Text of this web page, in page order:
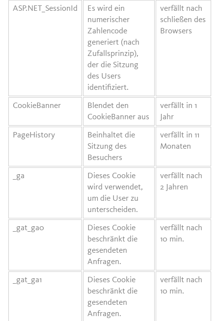
ASP.NET_SessionId
Es wird ein
numerischer
Zahlencode
generiert (nach
Zufallsprinzip),
der die Sitzung
des Users
identifiziert.
verfällt nach
schließen des
Browsers
CookieBanner
Blendet den
CookieBanner aus
verfällt in 1
Jahr
PageHistory
Beinhaltet die
Sitzung des
Besuchers
verfällt in 11
Monaten
_ga
Dieses Cookie
wird verwendet,
um die User zu
unterscheiden.
verfällt nach
2 Jahren
_gat_ga0
Dieses Cookie
beschränkt die
gesendeten
Anfragen.
verfällt nach
10 min.
_gat_ga1
Dieses Cookie
beschränkt die
gesendeten
Anfragen.
verfällt nach
10 min.